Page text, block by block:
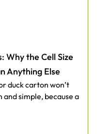
Why the Cell Size
Anything Else
duck carton won’t
and simple, because a